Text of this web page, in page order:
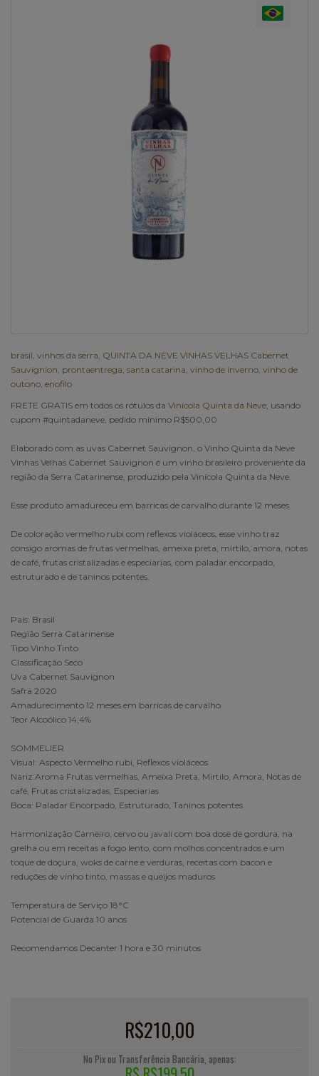
brasil vinhos da serra QUINTA DA NEVE VINHAS VELHAS Cabernet
Sauvignion prontaentrega santa catarina vinho de inverno vinho de
outono enofilo
FRETE GRATIS em todos os rótulos da Vinícola Quinta da Neve , usando
cupom #quintadaneve, pedido mínimo R$500,00
Elaborado com as uvas Cabernet Sauvignon, o Vinho Quinta da Neve
Vinhas Velhas Cabernet Sauvignon é um vinho brasileiro proveniente da
região da Serra Catarinense, produzido pela Vinícola Quinta da Neve.
Esse produto amadureceu em barricas de carvalho durante 12 meses.
De coloração vermelho rubi com reflexos violáceos, esse vinho traz
consigo aromas de frutas vermelhas, ameixa preta, mirtilo, amora, notas
de café, frutas cristalizadas e especiarias, com paladar encorpado,
estruturado e de taninos potentes.
País: Brasil
Região Serra Catarinense
Tipo Vinho Tinto
Classificação Seco
Uva Cabernet Sauvignon
Safra 2020
Amadurecimento 12 meses em barricas de carvalho
Teor Alcoólico 14,4%
SOMMELIER
Visual: Aspecto Vermelho rubi, Reflexos violáceos
Nariz:Aroma Frutas vermelhas, Ameixa Preta, Mirtilo, Amora, Notas de
café, Frutas cristalizadas, Especiarias
Boca: Paladar Encorpado, Estruturado, Taninos potentes
Harmonização Carneiro, cervo ou javali com boa dose de gordura, na
grelha ou em receitas a fogo lento, com molhos concentrados e um
toque de doçura, woks de carne e verduras, receitas com bacon e
reduções de vinho tinto, massas e queijos maduros
Temperatura de Serviço 18°C
Potencial de Guarda 10 anos
Recomendamos Decanter 1 hora e 30 minutos
R$210,00
No Pix ou Transferência Bancária, apenas: